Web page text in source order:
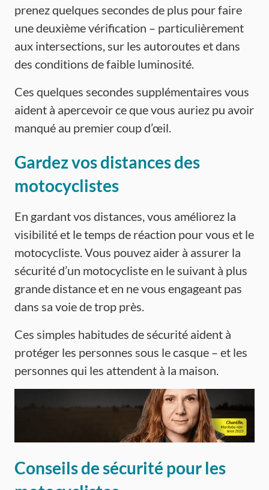
prenez quelques secondes de plus pour faire
une deuxième vérification – particulièrement
aux intersections, sur les autoroutes et dans
des conditions de faible luminosité.
Ces quelques secondes supplémentaires vous
aident à apercevoir ce que vous auriez pu avoir
manqué au premier coup d’œil.
Gardez vos distances des
motocyclistes
En gardant vos distances, vous améliorez la
visibilité et le temps de réaction pour vous et le
motocycliste. Vous pouvez aider à assurer la
sécurité d’un motocycliste en le suivant à plus
grande distance et en ne vous engageant pas
dans sa voie de trop près.
Ces simples habitudes de sécurité aident à
protéger les personnes sous le casque – et les
personnes qui les attendent à la maison.
Conseils de sécurité pour les